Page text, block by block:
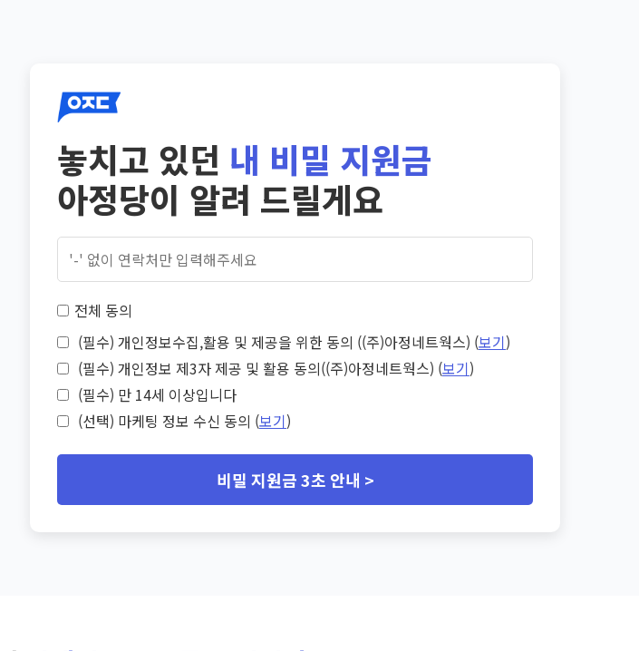
놓치고 있던 내 비밀 지원금
아정당이 알려 드릴게요
전체 동의
(필수) 개인정보수집,활용 및 제공을 위한 동의 ((주)아정네트웍스) (보기)
(필수) 개인정보 제3자 제공 및 활용 동의((주)아정네트웍스) (보기)
(필수) 만 14세 이상입니다
(선택) 마케팅 정보 수신 동의 (보기)
비밀 지원금 3초 안내 >